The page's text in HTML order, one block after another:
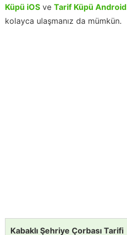
Küpü iOS ve Tarif Küpü Android
kolayca ulaşmanız da mümkün.
Kabaklı Şehriye Çorbası Tarifi